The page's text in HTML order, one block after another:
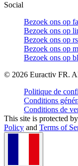
Social
Bezoek ons op
Bezoek ons op
Bezoek ons op
Bezoek ons op
Bezoek ons op
© 2026 Euractiv FR.
Politique de
Conditions
Conditions de
This site is protected
Policy and Terms of